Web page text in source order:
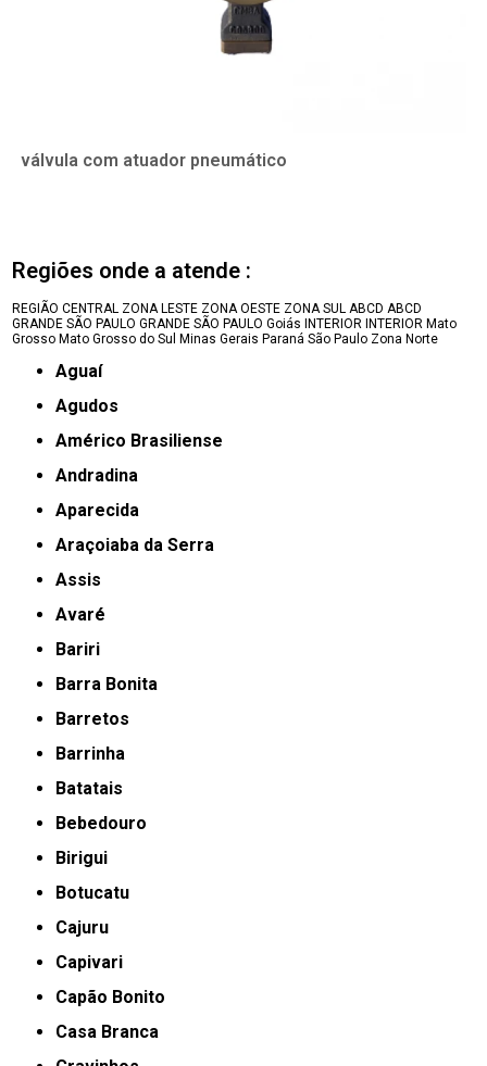
válvula com atuador pneumático
Regiões onde a atende :
REGIÃO CENTRAL ZONA LESTE ZONA OESTE ZONA SUL ABCD ABCD
GRANDE SÃO PAULO GRANDE SÃO PAULO Goiás INTERIOR INTERIOR Mato
Grosso Mato Grosso do Sul Minas Gerais Paraná São Paulo Zona Norte
Aguaí
Agudos
Américo Brasiliense
Andradina
Aparecida
Araçoiaba da Serra
Assis
Avaré
Bariri
Barra Bonita
Barretos
Barrinha
Batatais
Bebedouro
Birigui
Botucatu
Cajuru
Capivari
Capão Bonito
Casa Branca